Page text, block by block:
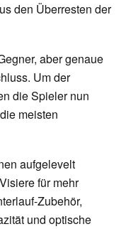
den Überresten der
aber genaue
Um der
die Spieler nun
meisten
aufgelevelt
für mehr
Zubehör,
und optische